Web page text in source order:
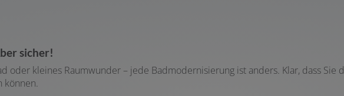
sicher!
oder kleines Raumwunder – jede Badmodernisierung ist anders. Klar, dass
können.